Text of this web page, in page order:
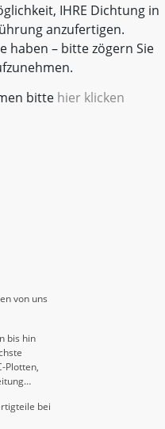
IHRE Dichtung in
anzufertigen.
haben – bitte zögern Sie
bitte hier klicken
von uns
bis hin
Plotten,
bei